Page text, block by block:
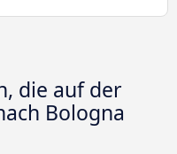
die auf der
Bologna